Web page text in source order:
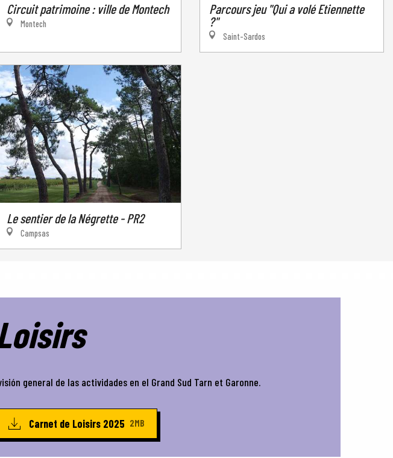
Circuit patrimoine : ville de Montech
Montech
Parcours jeu "Qui a volé Etiennette
?"
Saint-Sardos
Le sentier de la Négrette - PR2
Campsas
general de las actividades en el Grand Sud Tarn et Garonne.
Carnet de Loisirs 2025 2MB